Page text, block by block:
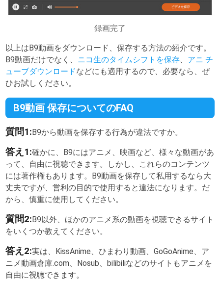
録画完了
以上はB9動画をダウンロード、保存する方法の紹介です。
B9動画だけでなく、 ニコ生のタイムシフトを保存、 アニ チ
ューブダウンロードなどにも適用するので、必要なら、ぜ
ひお試しください。
B9動画 保存についてのFAQ
質問1: B9から動画を保存する行為が違法ですか。
答え1:確かに、B9にはアニメ、映画など、様々な動画があ
って、自由に視聴できます。しかし、これらのコンテンツ
には著作権もあります。B9動画を保存して私用するなら大
丈夫ですが、営利の目的で使用すると違法になります。だ
から、慎重に使用してください。
質問2: B9以外、ほかのアニメ系の動画を視聴できるサイト
をいくつか教えてください。
答え2:実は、KissAnime、ひまわり動画、GoGoAnime、ア
ニメ動画倉庫.com、Nosub、bilibiliなどのサイトもアニメを
自由に視聴できます。